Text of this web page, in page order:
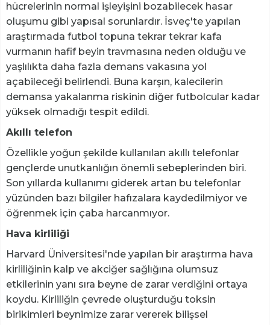
hücrelerinin normal işleyişini bozabilecek hasar
oluşumu gibi yapısal sorunlardır. İsveç'te yapılan
araştırmada futbol topuna tekrar tekrar kafa
vurmanın hafif beyin travmasına neden olduğu ve
yaşlılıkta daha fazla demans vakasına yol
açabileceği belirlendi. Buna karşın, kalecilerin
demansa yakalanma riskinin diğer futbolcular kadar
yüksek olmadığı tespit edildi.
Akıllı telefon
Özellikle yoğun şekilde kullanılan akıllı telefonlar
gençlerde unutkanlığın önemli sebeplerinden biri.
Son yıllarda kullanımı giderek artan bu telefonlar
yüzünden bazı bilgiler hafızalara kaydedilmiyor ve
öğrenmek için çaba harcanmıyor.
Hava kirliliği
Harvard Üniversitesi'nde yapılan bir araştırma hava
kirliliğinin kalp ve akciğer sağlığına olumsuz
etkilerinin yanı sıra beyne de zarar verdiğini ortaya
koydu. Kirliliğin çevrede oluşturduğu toksin
birikimleri beynimize zarar vererek bilişsel